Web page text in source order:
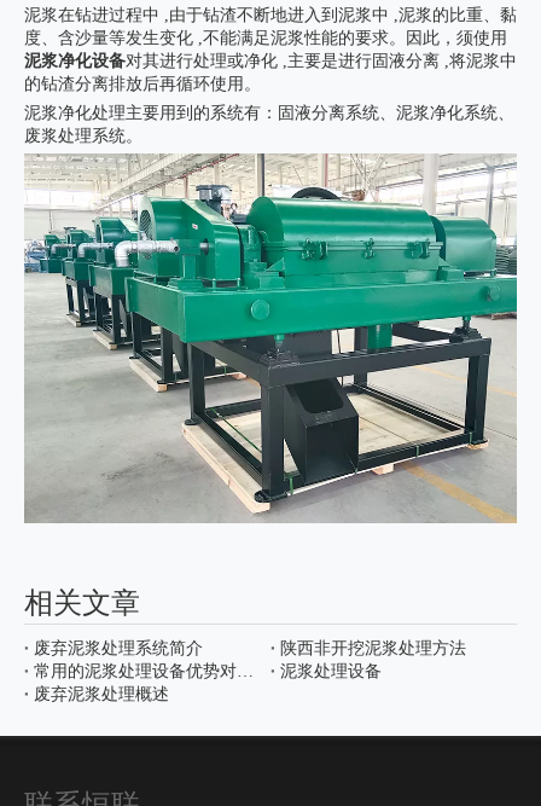
泥浆在钻进过程中 ,由于钻渣不断地进入到泥浆中 ,泥浆的比重、黏
度、含沙量等发生变化 ,不能满足泥浆性能的要求。因此，须使用
泥浆净化设备对其进行处理或净化 ,主要是进行固液分离 ,将泥浆中
的钻渣分离排放后再循环使用。
泥浆净化处理主要用到的系统有：固液分离系统、泥浆净化系统、
废浆处理系统。
相关文章
废弃泥浆处理系统简介
陕西非开挖泥浆处理方法
常用的泥浆处理设备优势对比分析
泥浆处理设备
废弃泥浆处理概述